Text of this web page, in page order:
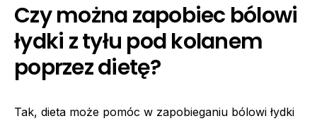
Czy można zapobiec bólowi
łydki z tyłu pod kolanem
poprzez dietę?
Tak, dieta może pomóc w zapobieganiu bólowi łydki